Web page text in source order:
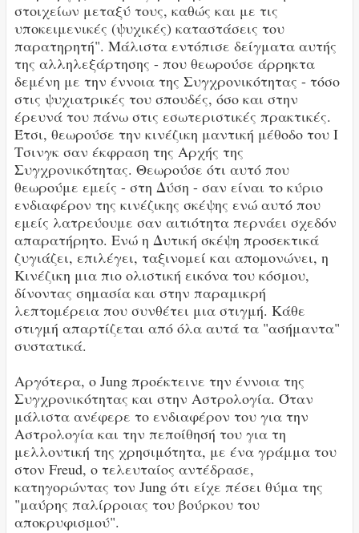
στοιχείων μεταξύ τους, καθώς και με τις
υποκειμενικές (ψυχικές) καταστάσεις του
παρατηρητή". Μάλιστα εντόπισε δείγματα αυτής
της αλληλεξάρτησης - που θεωρούσε άρρηκτα
δεμένη με την έννοια της Συγχρονικότητας - τόσο
στις ψυχιατρικές του σπουδές, όσο και στην
έρευνά του πάνω στις εσωτεριστικές πρακτικές.
Έτσι, θεωρούσε την κινέζικη μαντική μέθοδο του Ι
Τσινγκ σαν έκφραση της Αρχής της
Συγχρονικότητας. Θεωρούσε ότι αυτό που
θεωρούμε εμείς - στη Δύση - σαν είναι το κύριο
ενδιαφέρον της κινέζικης σκέψης ενώ αυτό που
εμείς λατρεύουμε σαν αιτιότητα περνάει σχεδόν
απαρατήρητο. Ενώ η Δυτική σκέψη προσεκτικά
ζυγιάζει, επιλέγει, ταξινομεί και απομονώνει, η
Κινέζικη μια πιο ολιστική εικόνα του κόσμου,
δίνοντας σημασία και στην παραμικρή
λεπτομέρεια που συνθέτει μια στιγμή. Κάθε
στιγμή απαρτίζεται από όλα αυτά τα "ασήμαντα"
συστατικά.
Αργότερα, ο Jung προέκτεινε την έννοια της
Συγχρονικότητας και στην Αστρολογία. Όταν
μάλιστα ανέφερε το ενδιαφέρον του για την
Αστρολογία και την πεποίθησή του για τη
μελλοντική της χρησιμότητα, με ένα γράμμα του
στον Freud, ο τελευταίος αντέδρασε,
κατηγορώντας τον Jung ότι είχε πέσει θύμα της
"μαύρης παλίρροιας του βούρκου του
αποκρυφισμού".